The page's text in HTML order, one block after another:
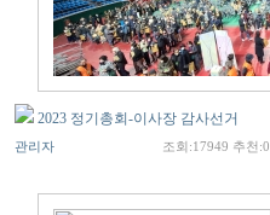
2023 정기총회-이사장 감사선거
관리자 조회:17949 추천:0